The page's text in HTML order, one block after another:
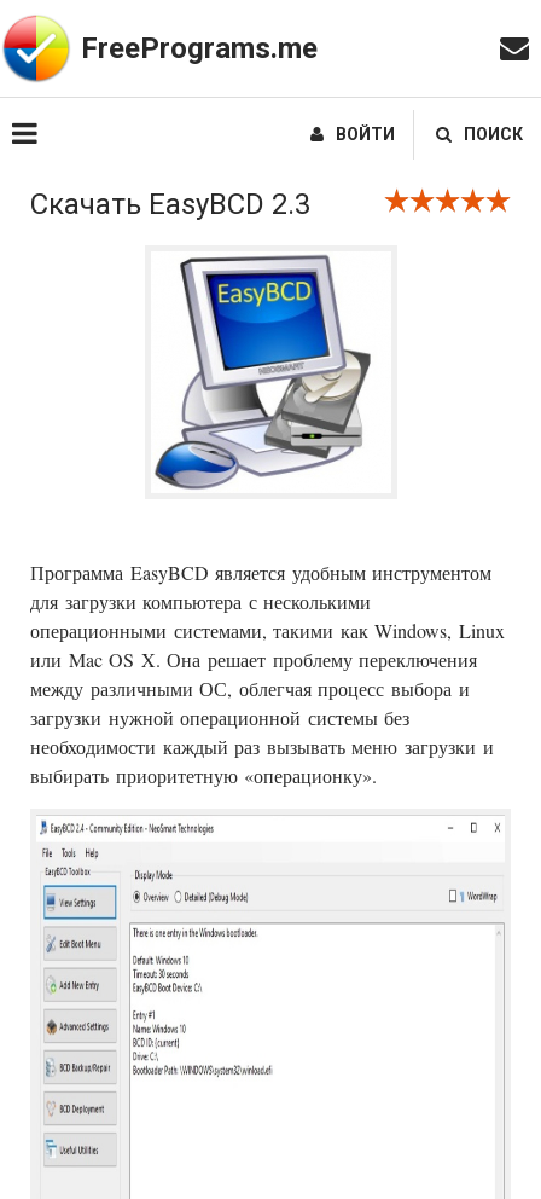
FreePrograms.me
ВОЙТИ ПОИСК
Скачать EasyBCD 2.3
Программа EasyBCD является удобным инструментом
для загрузки компьютера с несколькими
операционными системами, такими как Windows, Linux
или Mac OS X. Она решает проблему переключения
между различными ОС, облегчая процесс выбора и
загрузки нужной операционной системы без
необходимости каждый раз вызывать меню загрузки и
выбирать приоритетную «операционку».